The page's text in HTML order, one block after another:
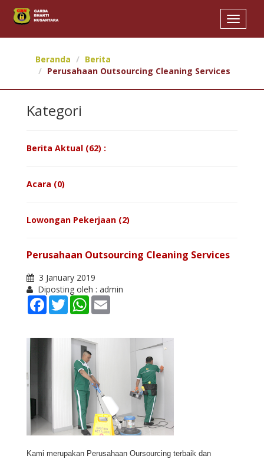
Toggle
Beranda
Berita
Perusahaan Outsourcing Cleaning Services
Kategori
Berita Aktual (62) :
Acara (0)
Lowongan Pekerjaan (2)
Perusahaan Outsourcing Cleaning Services
3 January 2019
Diposting oleh : admin
Facebook
TwitterWhatsApp
Kami merupakan Perusahaan Oursourcing terbaik dan